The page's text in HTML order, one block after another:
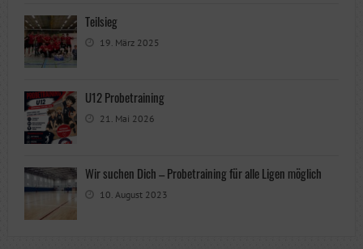
Teilsieg
19. März 2025
U12 Probetraining
21. Mai 2026
Wir suchen Dich – Probetraining für alle Ligen möglich
10. August 2023